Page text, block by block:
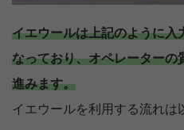
イエウールは上記のように入
なっており、オペレーターの
進みます。
イエウールを利用する流れは